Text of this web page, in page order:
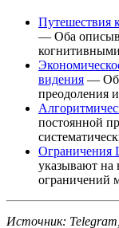
Путешествия
— Оба
видения —
преодоления
постоянной
Ограничения
указывают на
ограничений
Источник: